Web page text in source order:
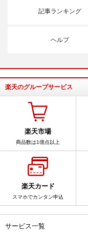
記事ランキング
ヘルプ
楽天のグループサービス
楽天市場
商品数は1億点以上
楽天カード
スマホでカンタン申込
サービス一覧